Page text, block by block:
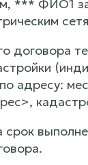
*** ФИО1
договора
адресу:
срок